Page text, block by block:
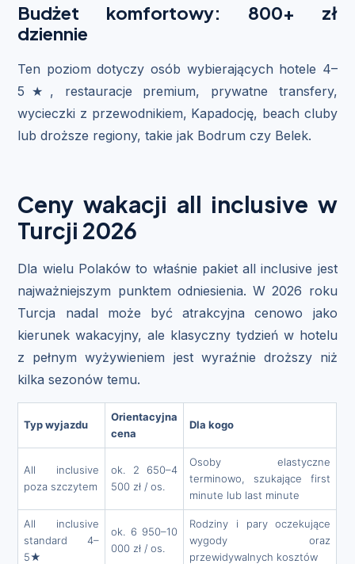
Budżet komfortowy: 800+ zł
dziennie
Ten poziom dotyczy osób wybierających hotele 4–
5★, restauracje premium, prywatne transfery,
wycieczki z przewodnikiem, Kapadocję, beach cluby
lub droższe regiony, takie jak Bodrum czy Belek.
Ceny wakacji all inclusive w
Turcji 2026
Dla wielu Polaków to właśnie pakiet all inclusive jest
najważniejszym punktem odniesienia. W 2026 roku
Turcja nadal może być atrakcyjna cenowo jako
kierunek wakacyjny, ale klasyczny tydzień w hotelu
z pełnym wyżywieniem jest wyraźnie droższy niż
kilka sezonów temu.
Typ wyjazdu
Orientacyjna
cena
Dla kogo
All inclusive
poza szczytem
ok. 2 650–4
500 zł / os.
Osoby elastyczne
terminowo, szukające first
minute lub last minute
All inclusive
standard 4–
5★
ok. 6 950–10
000 zł / os.
Rodziny i pary oczekujące
wygody oraz
przewidywalnych kosztów